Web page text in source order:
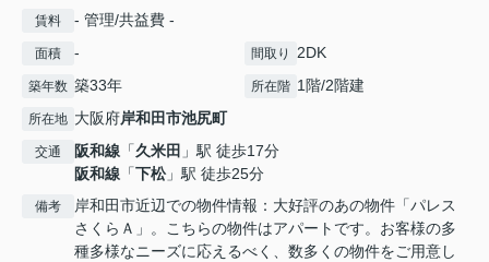
賃料 - 管理/共益費 -
面積 - 間取り 2DK
築年数 築33年 所在階 1階/2階建
所在地 大阪府岸和田市池尻町
交通 阪和線 「久米田 」駅 徒歩17分
阪和線 「下松」駅 徒歩25分
備考
岸和田市近辺での物件情報：大好評のあの物件「パレス
さくらＡ」。こちらの物件はアパートです。お客様の多
種多様なニーズに応えるべく、数多くの物件をご用意し